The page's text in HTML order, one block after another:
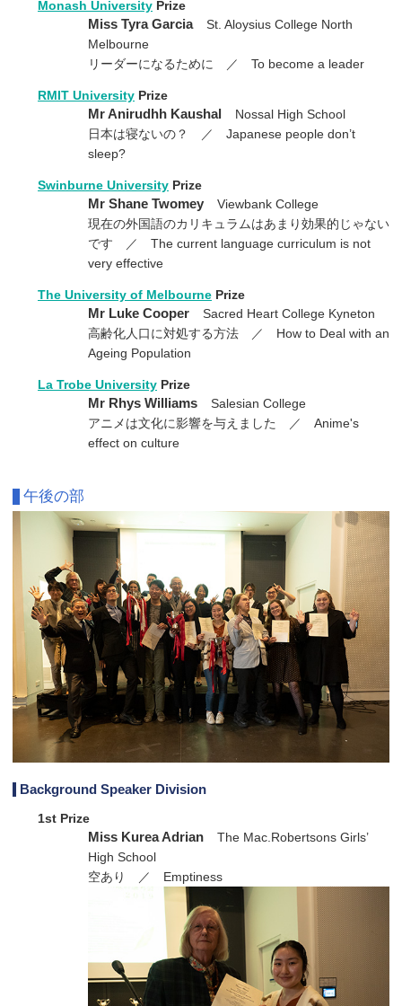
Monash University Prize
Miss Tyra Garcia
St. Aloysius College North
Melbourne
リーダーになるために ／ To become a leader
RMIT University Prize
Mr Anirudhh Kaushal
Nossal High School
日本は寝ないの？ ／ Japanese people don’t
sleep?
Swinburne University Prize
Mr Shane Twomey
Viewbank College
現在の外国語のカリキュラムはあまり効果的じゃない
です ／ The current language curriculum is not
very effective
The University of Melbourne Prize
Mr Luke Cooper
Sacred Heart College Kyneton
高齢化人口に対処する方法 ／ How to Deal with an
Ageing Population
La Trobe University Prize
Mr Rhys Williams
Salesian College
アニメは文化に影響を与えました ／ Anime's
effect on culture
午後の部
Background Speaker Division
1st Prize
Miss Kurea Adrian
The Mac.Robertsons Girls’
High School
空あり ／ Emptiness